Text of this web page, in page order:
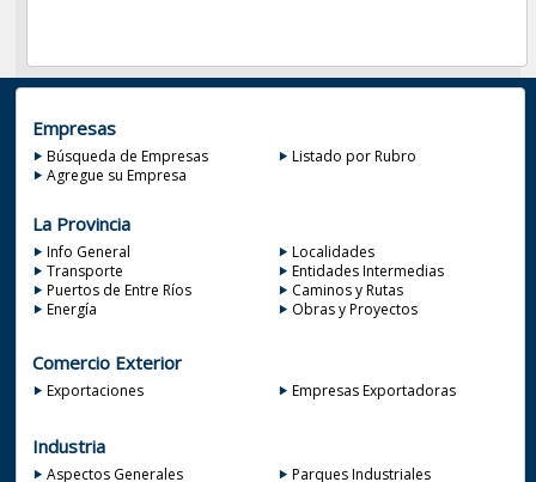
Empresas
Búsqueda de Empresas
Listado por Rubro
Agregue su Empresa
La Provincia
Info General
Localidades
Transporte
Entidades Intermedias
Puertos de Entre Ríos
Caminos y Rutas
Energía
Obras y Proyectos
Comercio Exterior
Exportaciones Empresas Exportadoras
Industria
Aspectos Generales Parques Industriales